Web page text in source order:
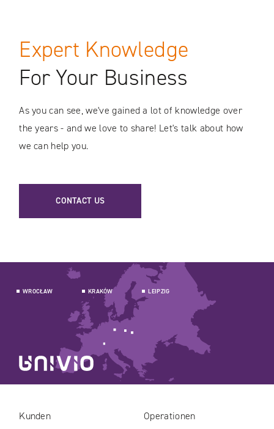
Expert Knowledge
For Your Business
As you can see, we've gained a lot of knowledge over
the years - and we love to share! Let's talk about how
we can help you.
CONTACT US
WROCŁAW KRAKÓW LEIPZIG
Kunden Operationen